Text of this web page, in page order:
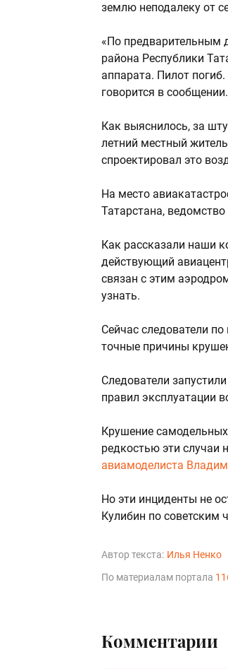
землю неподалеку от
«По предварительным
района Республики
аппарата. Пилот
говорится в сообщении.
Как выяснилось, за
летний местный
спроектировал это
На место
Татарстана,
Как рассказали наши
действующий
связан с этим
узнать.
Сейчас следователи
точные причины
Следователи
правил эксплуатации
Крушение
редкостью эти случаи
авиамоделиста
Но эти инциденты не
Кулибин по советским
Автор текста: Илья Ненко
По материалам портала
Комментарии